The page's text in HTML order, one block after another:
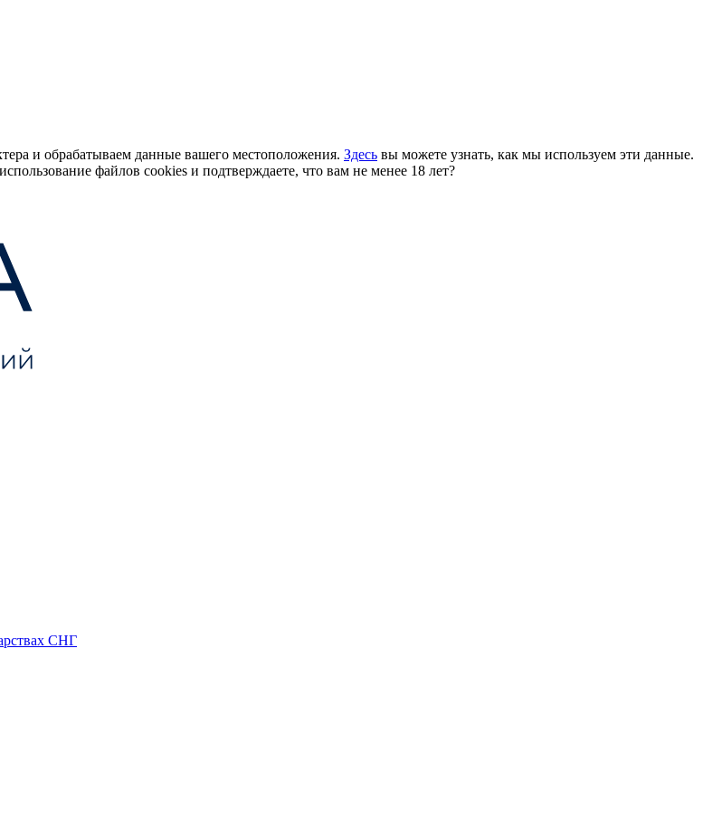
и обрабатываем данные вашего местоположения. Здесь вы можете узнать, как мы используем эти данные.
файлов cookies и подтверждаете, что вам не менее 18 лет?
СНГ